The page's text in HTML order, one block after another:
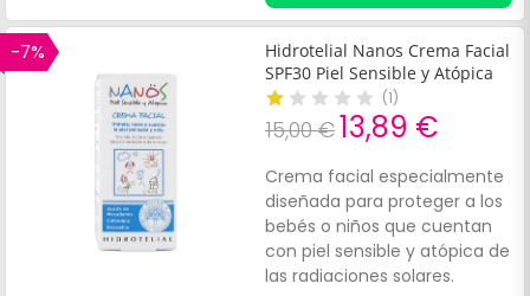
-7%
Hidrotelial Nanos Crema Facial
SPF30 Piel Sensible y Atópica
(1)
15,00 €13,89 €
Crema facial especialmente
diseñada para proteger a los
bebés o niños que cuentan
con piel sensible y atópica de
las radiaciones solares.